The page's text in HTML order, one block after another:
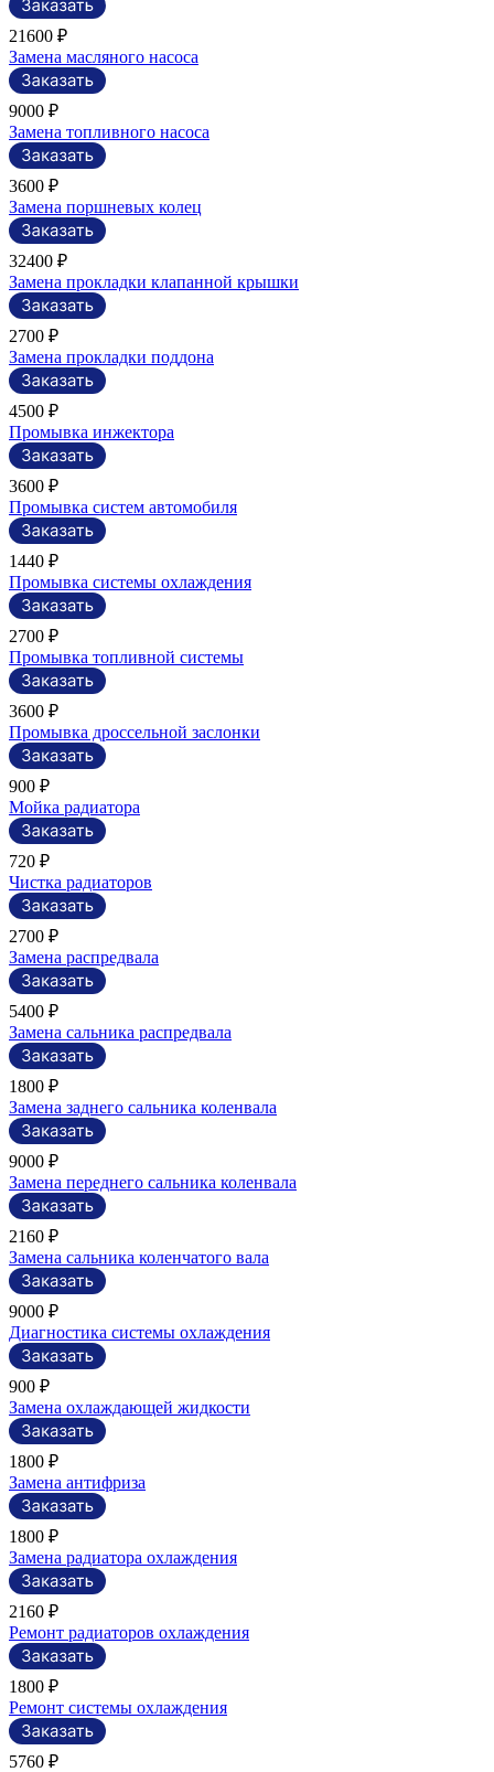
21600 ₽
Замена масляного насоса
9000 ₽
Замена топливного насоса
3600 ₽
Замена поршневых колец
32400 ₽
Замена прокладки клапанной крышки
2700 ₽
Замена прокладки поддона
4500 ₽
Промывка инжектора
3600 ₽
Промывка систем автомобиля
1440 ₽
Промывка системы охлаждения
2700 ₽
Промывка топливной системы
3600 ₽
Промывка дроссельной заслонки
900 ₽
Мойка радиатора
720 ₽
Чистка радиаторов
2700 ₽
Замена распредвала
5400 ₽
Замена сальника распредвала
1800 ₽
Замена заднего сальника коленвала
9000 ₽
Замена переднего сальника коленвала
2160 ₽
Замена сальника коленчатого вала
9000 ₽
Диагностика системы охлаждения
900 ₽
Замена охлаждающей жидкости
1800 ₽
Замена антифриза
1800 ₽
Замена радиатора охлаждения
2160 ₽
Ремонт радиаторов охлаждения
1800 ₽
Ремонт системы охлаждения
5760 ₽